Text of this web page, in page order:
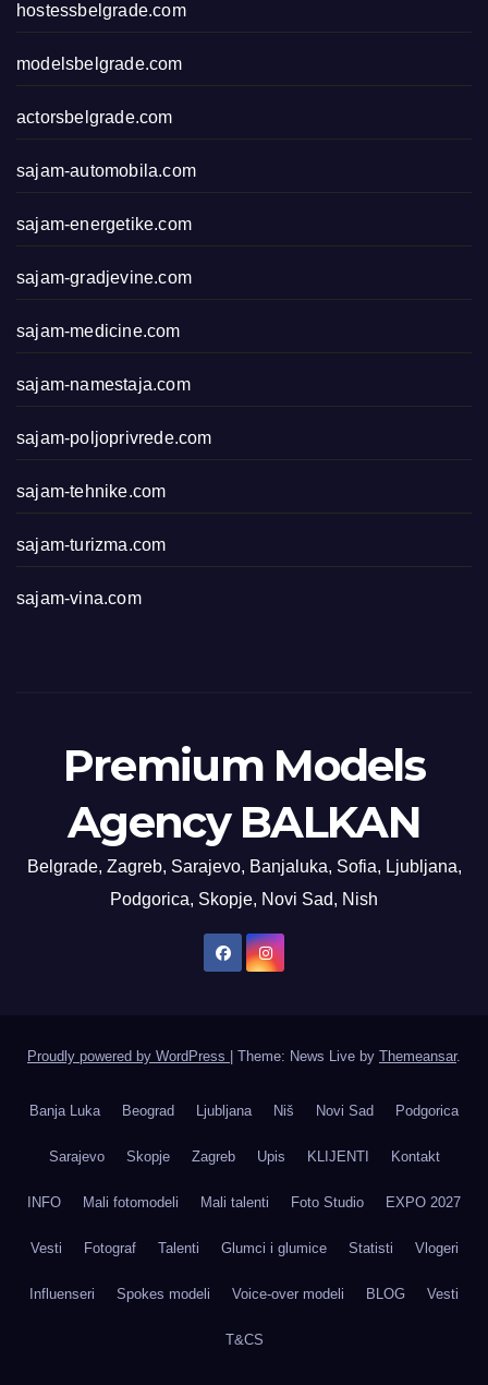
hostessbelgrade.com
modelsbelgrade.com
actorsbelgrade.com
sajam-automobila.com
sajam-energetike.com
sajam-gradjevine.com
sajam-medicine.com
sajam-namestaja.com
sajam-poljoprivrede.com
sajam-tehnike.com
sajam-turizma.com
sajam-vina.com
Premium Models
Agency BALKAN
Belgrade, Zagreb, Sarajevo, Banjaluka, Sofia, Ljubljana,
Podgorica, Skopje, Novi Sad, Nish
Proudly powered by WordPress Theme: News Live by Themeansar.
Banja Luka Beograd Ljubljana Niš Novi Sad Podgorica
Sarajevo Skopje Zagreb Upis KLIJENTI Kontakt
INFO Mali fotomodeli Mali talenti Foto Studio EXPO 2027
Vesti Fotograf Talenti Glumci i glumice Statisti Vlogeri
Influenseri Spokes modeli Voice-over modeli BLOG Vesti
T&CS